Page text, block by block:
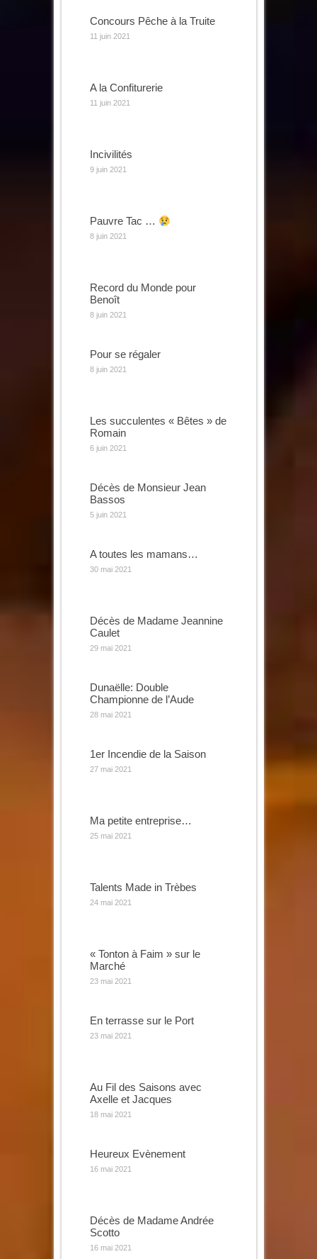
Concours Pêche à la Truite
11 juin 2021
A la Confiturerie
11 juin 2021
Incivilités
9 juin 2021
Pauvre Tac …
8 juin 2021
Record du Monde pour
Benoît
8 juin 2021
Pour se régaler
8 juin 2021
Les succulentes « Bêtes » de
Romain
6 juin 2021
Décès de Monsieur Jean
Bassos
5 juin 2021
A toutes les mamans…
30 mai 2021
Décès de Madame Jeannine
Caulet
29 mai 2021
Dunaëlle: Double
Championne de l’Aude
28 mai 2021
1er Incendie de la Saison
27 mai 2021
Ma petite entreprise…
25 mai 2021
Talents Made in Trèbes
24 mai 2021
« Tonton à Faim » sur le
Marché
23 mai 2021
En terrasse sur le Port
23 mai 2021
Au Fil des Saisons avec
Axelle et Jacques
18 mai 2021
Heureux Evènement
16 mai 2021
Décès de Madame Andrée
Scotto
16 mai 2021